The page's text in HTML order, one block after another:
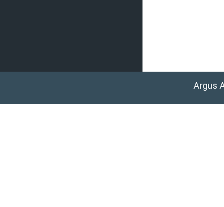
Argus